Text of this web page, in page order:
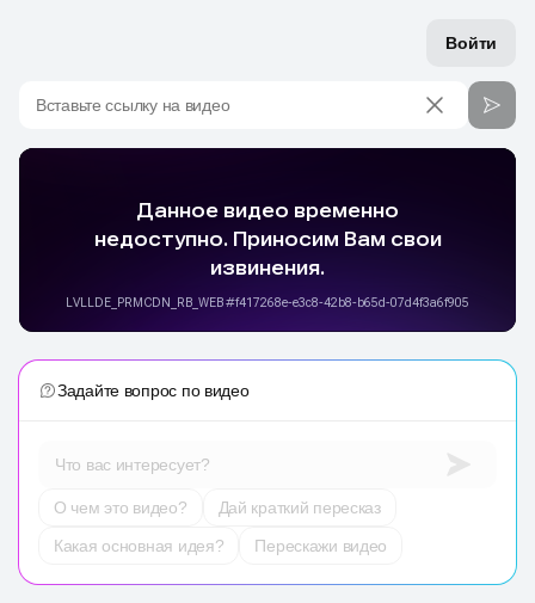
Войти
Вставьте ссылку на видео
Задайте вопрос по видео
Что вас интересует?
О чем это видео?
Дай краткий пересказ
Какая основная идея?
Перескажи видео